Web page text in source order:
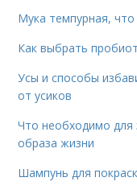
Мука темпурная,
Как выбрать
Усы и способы
от усиков
Что необходимо для
образа жизни
Шампунь для